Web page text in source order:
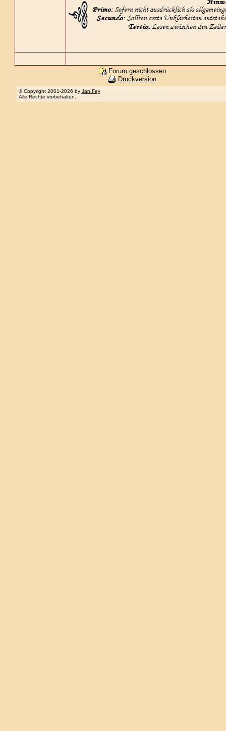
Forum geschlossen
Druckversion
© Copyright 2001-2026 by Jan Fey
Alle Rechte vorbehalten.